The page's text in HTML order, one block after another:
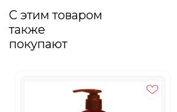
С этим товаром
также
покупают